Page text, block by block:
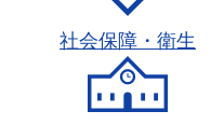
社会保障・衛生